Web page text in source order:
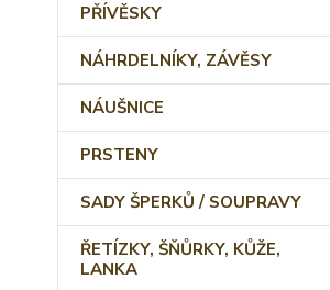
PŘÍVĚSKY
NÁHRDELNÍKY, ZÁVĚSY
NÁUŠNICE
PRSTENY
SADY ŠPERKŮ / SOUPRAVY
ŘETÍZKY, ŠŇŮRKY, KŮŽE,
LANKA